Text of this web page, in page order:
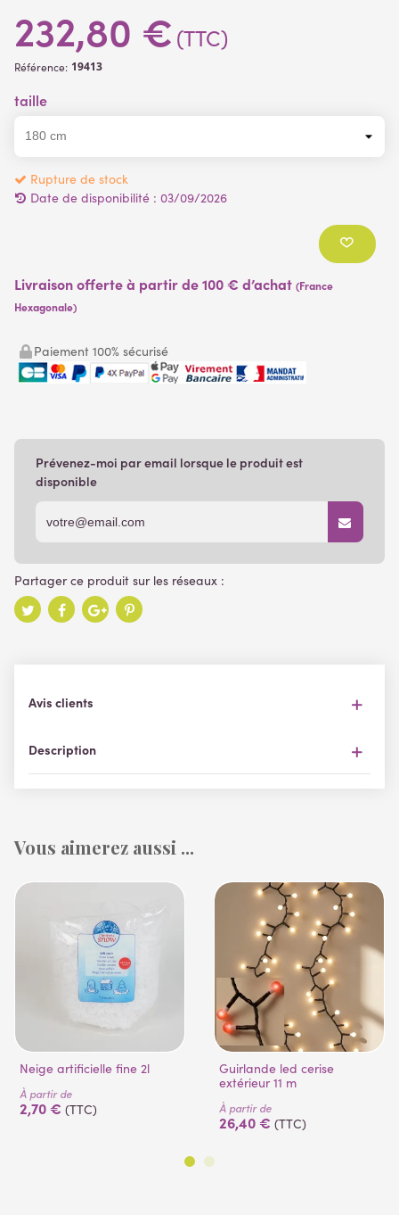
232,80 € (TTC)
Référence: 19413
taille
Rupture de stock
Date de disponibilité : 03/09/2026
Livraison offerte à partir de 100 € d’achat (France
Hexagonale)
Paiement 100% sécurisé
Prévenez-moi par email lorsque le produit est
disponible
Description
Avis clients
Vous aimerez aussi ...
Neige artificielle fine 2l
À partir de
2,70 € (TTC)
Guirlande led cerise
extérieur 11 m
À partir de
26,40 € (TTC)